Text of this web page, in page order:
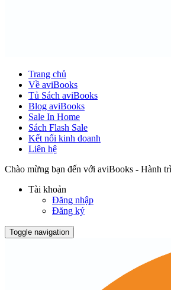
Trang chủ
Về aviBooks
Tủ Sách aviBooks
Blog aviBooks
Sale In Home
Sách Flash Sale
Kết nối kinh doanh
Liên hệ
Chào mừng bạn đến với aviBooks - Hành
Tài khoản
Đăng nhập
Đăng ký
Toggle navigation